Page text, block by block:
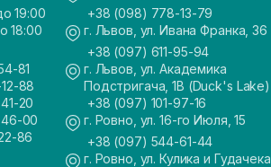
19:00
18:00
81
88
20
00
86
+38 (098) 778-13-79
г. Львов, ул. Ивана Франка, 36
+38 (097) 611-95-94
г. Львов, ул. Академика
Подстригача, 1В (Duck's Lake)
+38 (097) 101-97-16
г. Ровно, ул. 16-го Июля, 15
+38 (097) 544-61-44
г. Ровно, ул. Кулика и